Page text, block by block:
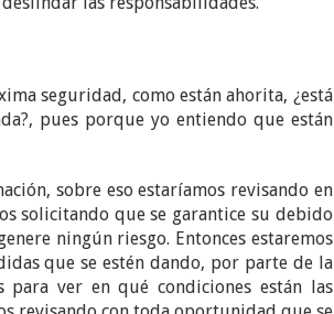
seguridad, como están ahorita, ¿está
pues porque yo entiendo que están
sobre eso estaríamos revisando en
solicitando que se garantice su debido
ningún riesgo. Entonces estaremos
que se estén dando, por parte de la
ver en qué condiciones están las